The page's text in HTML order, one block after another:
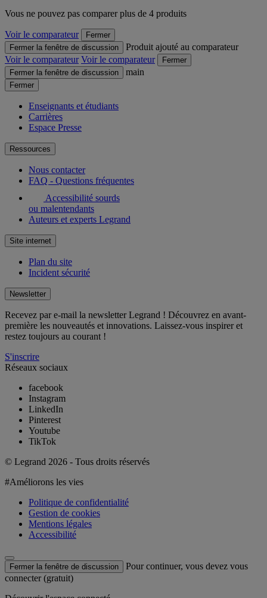
Vous ne pouvez pas comparer plus de 4 produits
Voir le comparateur
Fermer
Fermer la fenêtre de discussion
Produit ajouté au comparateur
Voir le comparateur Voir le comparateur
Fermer
Fermer la fenêtre de discussion
main
Fermer
Enseignants et étudiants
Carrières
Espace Presse
Ressources
Nous contacter
FAQ - Questions fréquentes
Accessibilité sourds
ou malentendants
Auteurs et experts Legrand
Site internet
Plan du site
Incident sécurité
Newsletter
Recevez par e-mail la newsletter Legrand ! Découvrez en avant-
première les nouveautés et innovations. Laissez-vous inspirer et
restez toujours au courant !
S'inscrire
Réseaux sociaux
facebook
Instagram
LinkedIn
Pinterest
Youtube
TikTok
© Legrand 2026 - Tous droits réservés
#Améliorons les vies
Politique de confidentialité
Gestion de cookies
Mentions légales
Accessibilité
Fermer la fenêtre de discussion
Pour continuer, vous devez vous
connecter (gratuit)